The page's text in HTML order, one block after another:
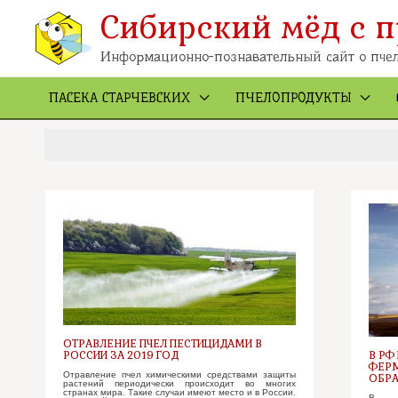
содержимому
Сибирский мёд с
Информационно-познавательный сайт о
ПАСЕКА СТАРЧЕВСКИХ ПЧЕЛОПРОДУКТЫ
ОТРАВЛЕНИЕ ПЧЕЛ ПЕСТИЦИДАМИ В
РОССИИ ЗА 2019 ГОД
Отравление пчел химическими средствами защиты
растений периодически происходит во многих
странах мира. Такие случаи имеют место и в России.
В